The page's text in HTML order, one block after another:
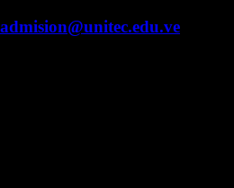
admision@unitec.edu.ve